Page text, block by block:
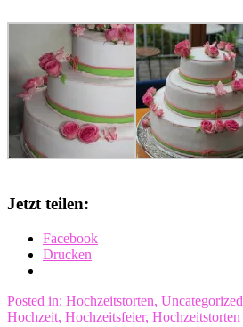
Jetzt teilen:
Facebook
Drucken
Posted in: Hochzeitstorten, Uncategorized
Hochzeit, Hochzeitsfeier, Hochzeitstorten